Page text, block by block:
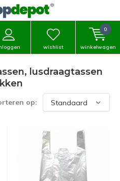
wishlist winkelwagen
0
lusdraagtassen
op: